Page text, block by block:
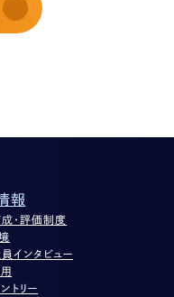
報
・評価制度
インタビュー
トリー